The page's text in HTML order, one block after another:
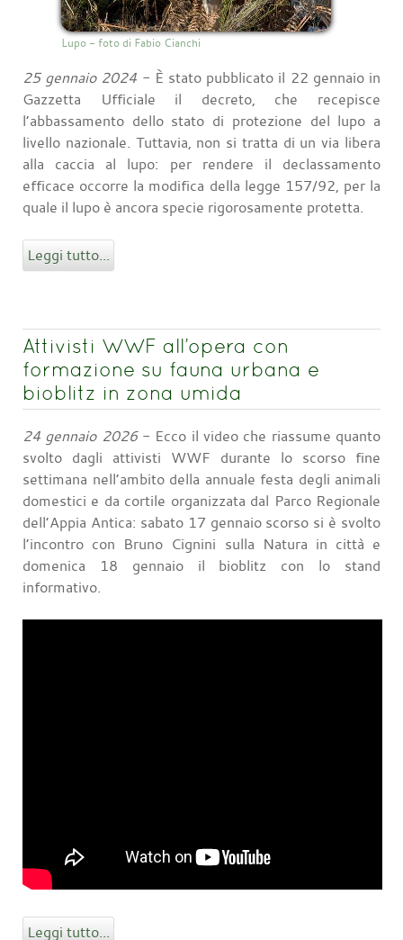
Lupo - foto di Fabio Cianchi
25 gennaio 2024 - È stato pubblicato il 22 gennaio in
Gazzetta Ufficiale il decreto, che recepisce
l’abbassamento dello stato di protezione del lupo a
livello nazionale. Tuttavia, non si tratta di un via libera
alla caccia al lupo: per rendere il declassamento
efficace occorre la modifica della legge 157/92, per la
quale il lupo è ancora specie rigorosamente protetta.
Leggi tutto...
Attivisti WWF all’opera con
formazione su fauna urbana e
bioblitz in zona umida
24 gennaio 2026- Ecco il video che riassume quanto
svolto dagli attivisti WWF durante lo scorso fine
settimana nell’ambito della annuale festa degli animali
domestici e da cortile organizzata dal Parco Regionale
dell’Appia Antica: sabato 17 gennaio scorso si è svolto
l’incontro con Bruno Cignini sulla Natura in città e
domenica 18 gennaio il bioblitz con lo stand
informativo.
Leggi tutto...